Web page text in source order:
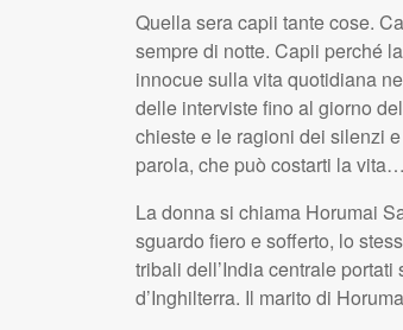
Quella sera capii tante cose.
sempre di notte. Capii perché
innocue sulla vita quotidiana
delle interviste fino al giorno
chieste e le ragioni dei silenzi
parola, che può costarti la vita…
La donna si chiama Horumai
sguardo fiero e sofferto, lo
tribali dell’India centrale
d’Inghilterra. Il marito di